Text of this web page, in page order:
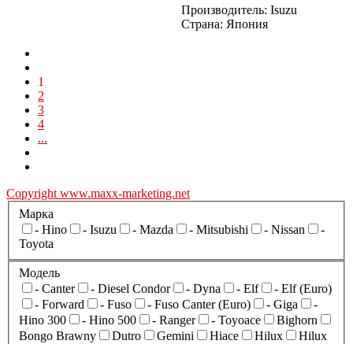
Производитель: Isuzu
Страна: Япония
1
2
3
4
...
Copyright www.maxx-marketing.net
Марка
- Hino
- Isuzu - Mazda - Mitsubishi - Nissan
-
Toyota
Модель
- Canter
- Diesel Condor - Dyna - Elf
- Elf (Euro)
- Forward
- Fuso - Fuso Canter (Euro) - Giga
-
Hino 300
- Hino 500 - Ranger - Toyoace
Bighorn
Bongo Brawny
Dutro Gemini Hiace Hilux
Hilux